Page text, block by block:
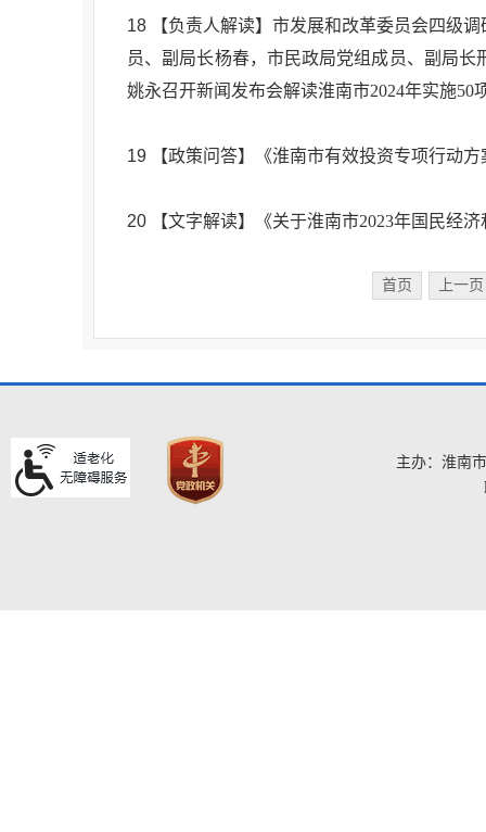
18
【负责人解读】市发展和改革委员会四级
员、副局长杨春，市民政局党组成员、副局
姚永召开新闻发布会解读淮南市2024年实施50
19 【政策问答】《淮南市有效投资专项行动
20 【文字解读】《关于淮南市2023年国民经
首页 上一页
主办：淮南